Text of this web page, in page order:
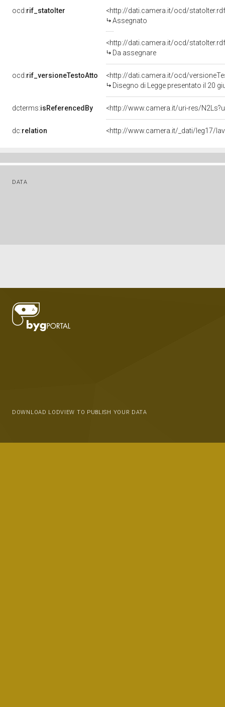
ocd:rif_statoIter
<http://dati.camera.it/ocd/
Assegnato
<http://dati.camera.it/ocd/
Da assegnare
ocd:rif_versioneTestoAtto
<http://dati.camera.it/ocd/
Disegno di Legge presentato il 20
dcterms:isReferencedBy <http://www.camera.it/uri-res/
dc:relation <http://www.camera.it/_dati/leg17/
DATA
DOWNLOAD LODVIEW TO PUBLISH YOUR DATA